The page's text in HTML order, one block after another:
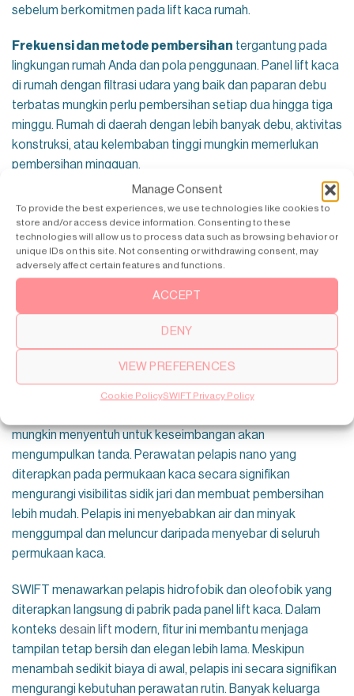
Manage Consent
To provide the best experiences, we use technologies like cookies to
store and/or access device information. Consenting to these
technologies will allow us to process data such as browsing behavior or
unique IDs on this site. Not consenting or withdrawing consent, may
adversely affect certain features and functions.
ACCEPT
DENY
VIEW PREFERENCES
Cookie PolicySWIFT Privacy Policy
sebelum berkomitmen pada lift kaca rumah.
Frekuensi dan metode pembersihan tergantung pada
lingkungan rumah Anda dan pola penggunaan. Panel lift kaca
di rumah dengan filtrasi udara yang baik dan paparan debu
terbatas mungkin perlu pembersihan setiap dua hingga tiga
minggu. Rumah di daerah dengan lebih banyak debu, aktivitas
konstruksi, atau kelembaban tinggi mungkin memerlukan
pembersihan mingguan.
Pembersih kaca standar dan kain microfiber bekerja dengan
sempurna. Beberapa keluarga menggunakan produk
pembersih dan rutinitas yang sama yang sudah mereka
gunakan untuk jendela besar atau pintu kaca. Panel kaca
vertikal sebenarnya lebih mudah dibersihkan daripada
permukaan kaca horizontal karena debu dan residu kurang
berkelanjutan utama. Kaca secara alami menunjukkan sidik
mungkin menyentuh untuk keseimbangan akan
mengumpulkan tanda. Perawatan pelapis nano yang
diterapkan pada permukaan kaca secara signifikan
mengurangi visibilitas sidik jari dan membuat pembersihan
lebih mudah. Pelapis ini menyebabkan air dan minyak
menggumpal dan meluncur daripada menyebar di seluruh
permukaan kaca.
SWIFT menawarkan pelapis hidrofobik dan oleofobik yang
diterapkan langsung di pabrik pada panel lift kaca. Dalam
konteks desain lift modern, fitur ini membantu menjaga
tampilan tetap bersih dan elegan lebih lama. Meskipun
menambah sedikit biaya di awal, pelapis ini secara signifikan
mengurangi kebutuhan perawatan rutin. Banyak keluarga